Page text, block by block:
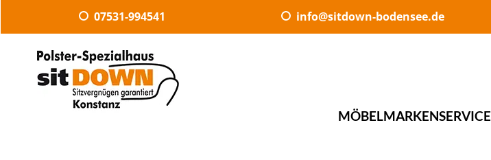
07531-994541 info@sitdown-bodensee.de
MÖBELMARKENSERVICE